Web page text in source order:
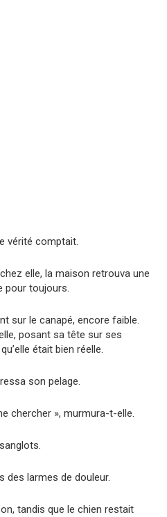
vérité comptait.
elle, la maison retrouva une
pour toujours.
sur le canapé, encore faible.
posant sa tête sur ses
était bien réelle.
son pelage.
chercher », murmura-t-elle.
des larmes de douleur.
tandis que le chien restait